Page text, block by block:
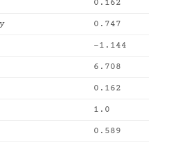
0.162
0.747
-1.144
6.708
0.162
1.0
0.589